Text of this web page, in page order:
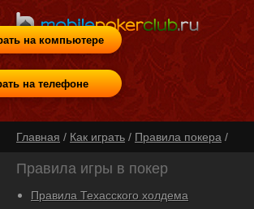
на компьютере
на телефоне
Главная / Как играть / Правила покера /
Правила игры в покер
Правила Техасского холдема